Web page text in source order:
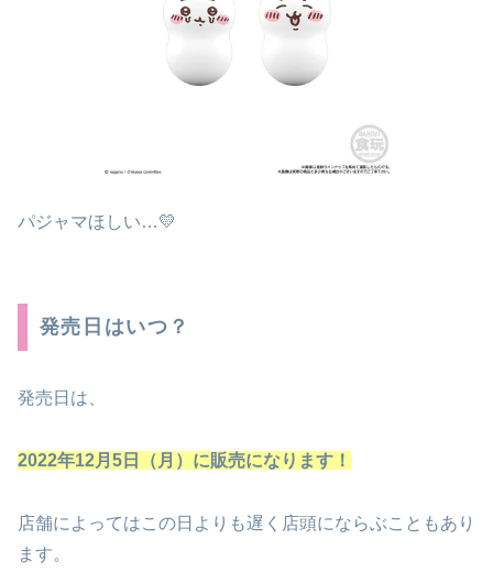
パジャマほしい…💛
発売日はいつ？
発売日は、
2022年12月5日（月）に販売になります！
店舗によってはこの日よりも遅く店頭にならぶこともあり
ます。